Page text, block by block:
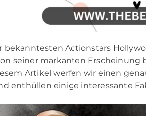
bekanntesten Actionstars
seiner markanten Erscheinung
Artikel werfen wir einen
enthüllen einige interessante